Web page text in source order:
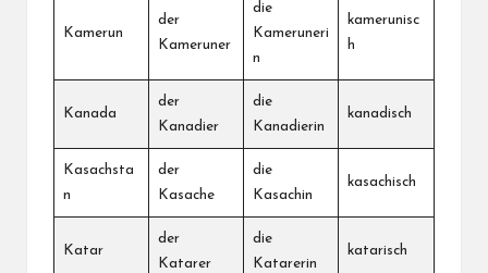
Kamerun
der
Kameruner
die
Kameruneri
n
kamerunisc
h
Kanada
der
Kanadier
die
Kanadierin
kanadisch
Kasachsta
n
der
Kasache
die
Kasachin
kasachisch
Katar
der
Katarer
die
Katarerin
katarisch